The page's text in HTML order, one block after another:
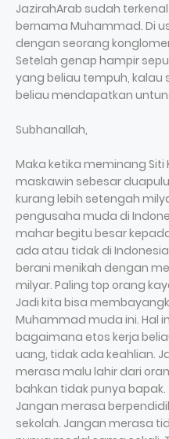
JazirahArab sudah
bernama Muhammad. Di
dengan seorang
Setelah genap hampir
yang beliau tempuh,
beliau mendapatkan
Subhanallah,
Maka ketika meminang
maskawin sebesar
kurang lebih setengah
pengusaha muda di
mahar begitu besar
ada atau tidak di
berani menikah dengan
milyar. Paling top orang
Jadi kita bisa
Muhammad muda ini. Hal
bagaimana etos kerja
uang, tidak ada keahlian.
merasa malu lahir dari
bahkan tidak punya bapak.
Jangan merasa
sekolah. Jangan merasa